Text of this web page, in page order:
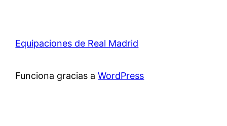
Equipaciones de Real Madrid
Funciona gracias aWordPress